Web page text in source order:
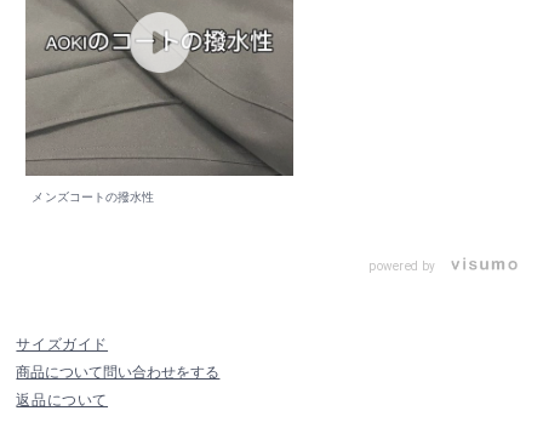
メンズコートの撥水性
powered by
サイズガイド
商品について問い合わせをする
返品について